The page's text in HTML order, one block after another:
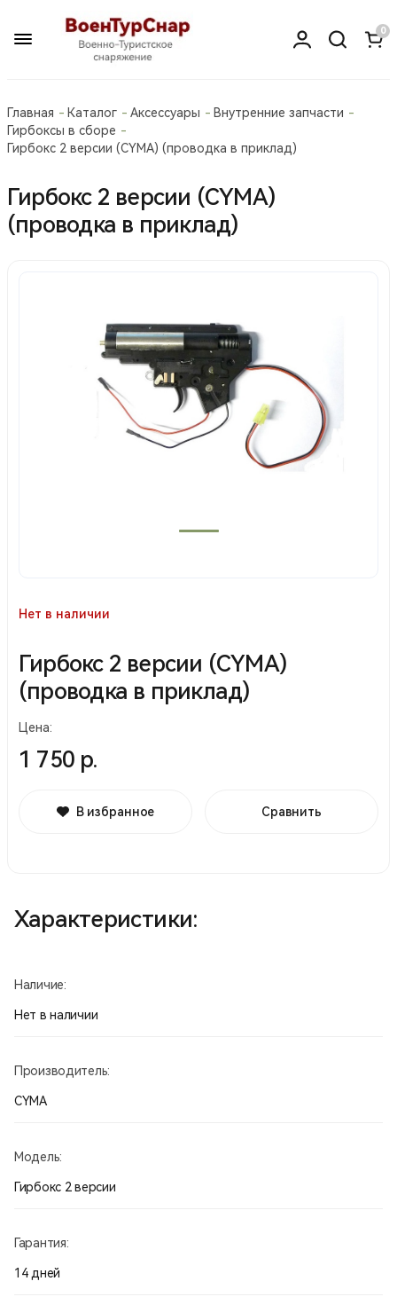
0
Главная Каталог Аксессуары
Внутренние запчасти
Гирбоксы в сборе
Гирбокс 2 версии (CYMA) (проводка в приклад)
Гирбокс 2 версии (CYMA)
(проводка в приклад)
Нет в наличии
Гирбокс 2 версии (CYMA)
(проводка в приклад)
Цена:
1 750 р.
В избранное Сравнить
Характеристики:
Наличие:
Нет в наличии
Производитель:
CYMA
Модель:
Гирбокс 2 версии
Гарантия:
14 дней